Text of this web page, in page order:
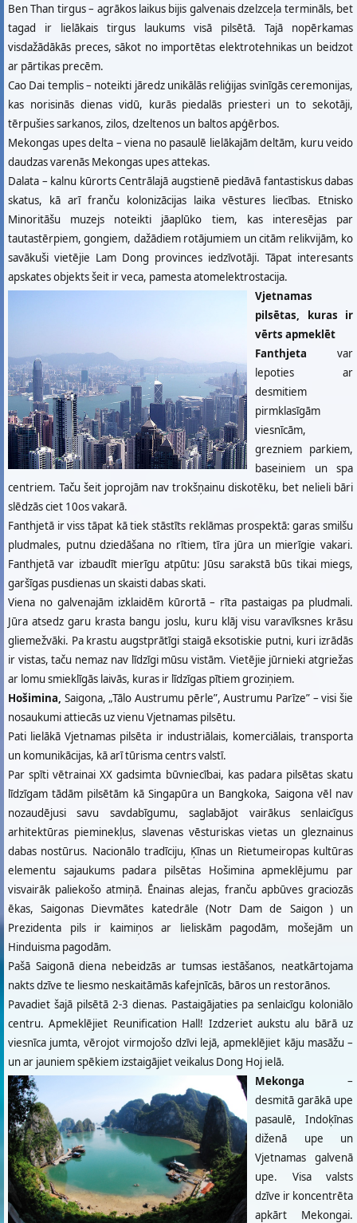
Ben Than tirgus – agrākos laikus bijis galvenais dzelzceļa termināls, bet
tagad ir lielākais tirgus laukums visā pilsētā. Tajā nopērkamas
visdažādākās preces, sākot no importētas elektrotehnikas un beidzot
ar pārtikas precēm.
Cao Dai templis – noteikti jāredz unikālās reliģijas svinīgās ceremonijas,
kas norisinās dienas vidū, kurās piedalās priesteri un to sekotāji,
tērpušies sarkanos, zilos, dzeltenos un baltos apģērbos.
Mekongas upes delta – viena no pasaulē lielākajām deltām, kuru veido
daudzas varenās Mekongas upes attekas.
Dalata – kalnu kūrorts Centrālajā augstienē piedāvā fantastiskus dabas
skatus, kā arī franču kolonizācijas laika vēstures liecības. Etnisko
Minoritāšu muzejs noteikti jāaplūko tiem, kas interesējas par
tautastērpiem, gongiem, dažādiem rotājumiem un citām relikvijām, ko
savākuši vietējie Lam Dong provinces iedzīvotāji. Tāpat interesants
apskates objekts šeit ir veca, pamesta atomelektrostacija.
Vjetnamas
pilsētas, kuras ir
vērts apmeklēt
Fanthjeta var
lepoties ar
desmitiem
pirmklasīgām
viesnīcām,
grezniem parkiem,
baseiniem un spa
centriem. Taču šeit joprojām nav trokšņainu diskotēku, bet nelieli bāri
slēdzās ciet 10os vakarā.
Fanthjetā ir viss tāpat kā tiek stāstīts reklāmas prospektā: garas smilšu
pludmales, putnu dziedāšana no rītiem, tīra jūra un mierīgie vakari.
Fanthjetā var izbaudīt mierīgu atpūtu: Jūsu sarakstā būs tikai miegs,
garšīgas pusdienas un skaisti dabas skati.
Viena no galvenajām izklaidēm kūrortā – rīta pastaigas pa pludmali.
Jūra atsedz garu krasta bangu joslu, kuru klāj visu varavīksnes krāsu
gliemežvāki. Pa krastu augstprātīgi staigā eksotiskie putni, kuri izrādās
ir vistas, taču nemaz nav līdzīgi mūsu vistām. Vietējie jūrnieki atgriežas
ar lomu smieklīgās laivās, kuras ir līdzīgas pītiem groziņiem.
Hošimina, Saigona, „Tālo Austrumu pērle”, Austrumu Parīze” – visi šie
nosaukumi attiecās uz vienu Vjetnamas pilsētu.
Pati lielākā Vjetnamas pilsēta ir industriālais, komerciālais, transporta
un komunikācijas, kā arī tūrisma centrs valstī.
Par spīti vētrainai XX gadsimta būvniecībai, kas padara pilsētas skatu
līdzīgam tādām pilsētām kā Singapūra un Bangkoka, Saigona vēl nav
nozaudējusi savu savdabīgumu, saglabājot vairākus senlaicīgus
arhitektūras pieminekļus, slavenas vēsturiskas vietas un gleznainus
dabas nostūrus. Nacionālo tradīciju, Ķīnas un Rietumeiropas kultūras
elementu sajaukums padara pilsētas Hošimina apmeklējumu par
visvairāk paliekošo atmiņā. Ēnainas alejas, franču apbūves graciozās
ēkas, Saigonas Dievmātes katedrāle (Notr Dam de Saigon ) un
Prezidenta pils ir kaimiņos ar lieliskām pagodām, mošejām un
Hinduisma pagodām.
Pašā Saigonā diena nebeidzās ar tumsas iestāšanos, neatkārtojama
nakts dzīve te liesmo neskaitāmās kafejnīcās, bāros un restorānos.
Pavadiet šajā pilsētā 2-3 dienas. Pastaigājaties pa senlaicīgu koloniālo
centru. Apmeklējiet Reunification Hall! Izdzeriet aukstu alu bārā uz
viesnīca jumta, vērojot virmojošo dzīvi lejā, apmeklējiet kāju masāžu –
un ar jauniem spēkiem izstaigājiet veikalus Dong Hoj ielā.
Mekonga –
desmitā garākā upe
pasaulē, Indoķīnas
diženā upe un
Vjetnamas galvenā
upe. Visa valsts
dzīve ir koncentrēta
apkārt Mekongai.